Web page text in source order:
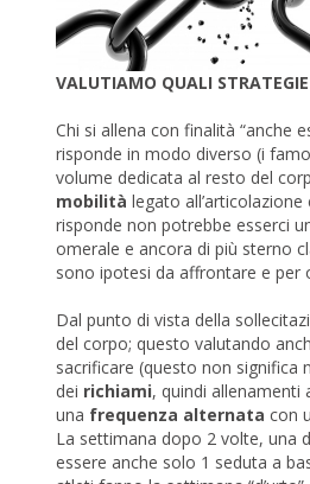
VALUTIAMO QUALI
Chi si allena con finalità “anche
risponde in modo diverso (i
volume dedicata al resto del
mobilità legato
risponde non potrebbe esserci
omerale e ancora di più sterno
sono ipotesi da affrontare e per
Dal punto di vista della
del corpo; questo valutando
sacrificare (questo non significa
dei richiami, quindi allenamenti
una frequenza alternata con
La settimana dopo 2 volte, una
essere anche solo 1 seduta a